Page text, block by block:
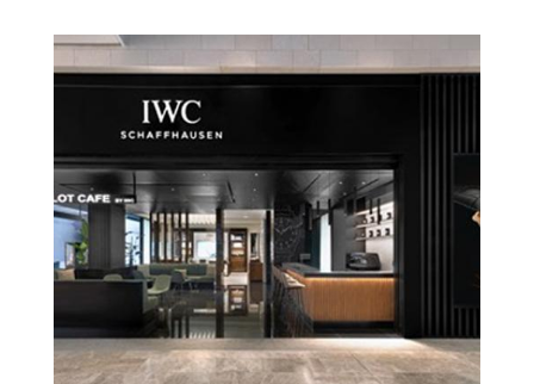
قيمة الوقت الذي يجمعنا. في هذا الإطار، تأتي حملة رمضان